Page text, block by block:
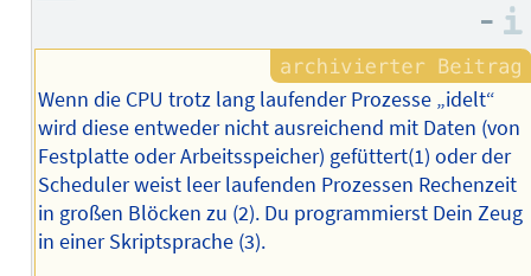
–
Wenn die CPU trotz lang laufender Prozesse „idelt“
wird diese entweder nicht ausreichend mit Daten (von
Festplatte oder Arbeitsspeicher) gefüttert(1) oder der
Scheduler weist leer laufenden Prozessen Rechenzeit
in großen Blöcken zu (2). Du programmierst Dein Zeug
in einer Skriptsprache (3).